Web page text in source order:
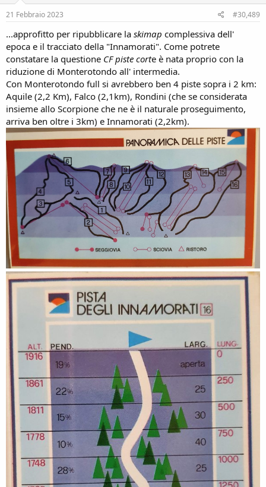
:
21 Febbraio 2023 #30,489
...approfitto per ripubblicare la skimap complessiva dell'
epoca e il tracciato della "Innamorati". Come potrete
constatare la questione CF piste corte è nata proprio con la
riduzione di Monterotondo all' intermedia.
Con Monterotondo full si avrebbero ben 4 piste sopra i 2 km:
Aquile (2,2 Km), Falco (2,1km), Rondini (che se considerata
insieme allo Scorpione che ne è il naturale proseguimento,
arriva ben oltre i 3km) e Innamorati (2,2km).